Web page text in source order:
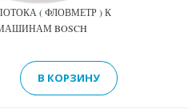
( ФЛОВМЕТР ) К
BOSCH
В КОРЗИНУ